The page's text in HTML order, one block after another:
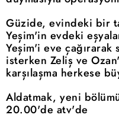
Güzide, evindeki bir
Yeşim'in evdeki
Yeşim'i eve çağırarak
isterken Zeliş ve
karşılaşma herkese
Aldatmak, yeni
20.00'de atv'de